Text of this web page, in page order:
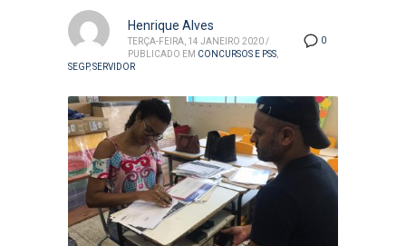
0
Henrique Alves
TERÇA-FEIRA, 14 JANEIRO 2020 /
PUBLICADO EM CONCURSOS E PSS
SEGP,SERVIDOR